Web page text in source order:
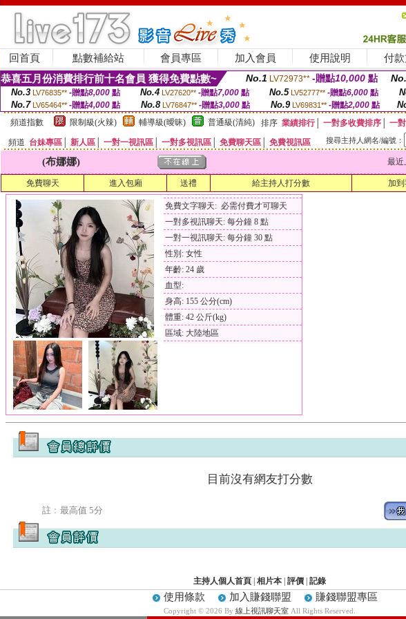
回首頁 點數補給站 會員專區 加入會員 使用說明 付
恭喜五月份消費排行前十名會員 獲得免費點數~ No.1 LV72973** -贈點10,000 點
No.3 LV76835** -贈點8,000點 No.4 LV27620** -贈點7,000點 No.5 LV52777** -贈點6,000點
No.7 LV65464** -贈點4,000 點 No.8 LV76847** -贈點3,000 點 No.9 LV69831** -贈點2,000點
頻道指數
限制級(火辣) 輔導級(曖昧) 普通級(清純) 排序 業績排行│ 一對多收費排序
一
頻道 台妹專區 新人區 一對一視訊區 一對多視訊區 免費聊天區 免費視訊區 搜尋主持人網名/編號：
(布娜娜) 最近
免費聊天 進入包廂 送禮 給主持人打分數 加
免費文字聊天: 必需付費才可聊天
一對多視訊聊天: 每分鐘 8 點
一對一視訊聊天: 每分鐘 30 點
性別: 女性
年齡: 24 歲
血型:
身高: 155 公分(cm)
體重: 42 公斤(kg)
區域: 大陸地區
目前沒有網友打分數
註﹕最高值 5分
主持人個人首頁 相片本 評價 記錄
使用條款 加入賺錢聯盟 賺錢聯盟專區
Copyright © 2026 By 線上視訊聊天室 All Rights Reserved.